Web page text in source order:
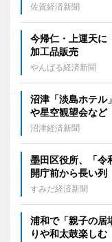
佐賀経済新聞
今帰仁・上運天
加工品販売
やんばる経済新聞
沼津「淡島ホテ
や星空観望会など
沼津経済新聞
墨田区役所、「
開庁前から長い列
すみだ経済新聞
浦和で「親子の
りや和太鼓楽しむ